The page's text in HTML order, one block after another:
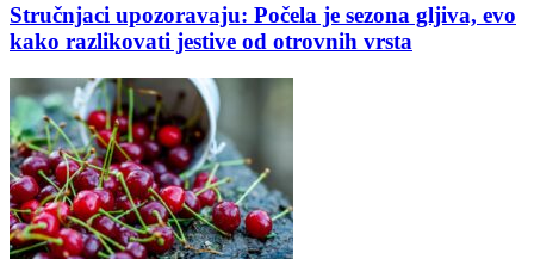
Stručnjaci upozoravaju: Počela je sezona gljiva, evo
kako razlikovati jestive od otrovnih vrsta